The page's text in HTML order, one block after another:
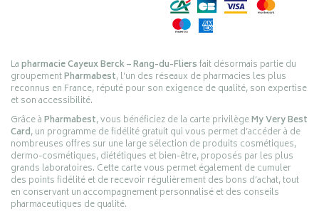
Lapharmacie Cayeux Berck – Rang-du-Fliersfait désormais partie du
groupementPharmabest, l’un des réseaux de pharmacies les plus
reconnus en France, réputé pour son exigence de qualité, son expertise
et son accessibilité.
Grâce àPharmabest, vous bénéficiez de la carte privilègeMy Very Best
Card, un programme de fidélité gratuit qui vous permet d’accéder à de
nombreuses offres sur une large sélection de produits cosmétiques,
dermo-cosmétiques, diététiques et bien-être, proposés par les plus
grands laboratoires. Cette carte vous permet également de cumuler
des points fidélité et de recevoir régulièrement des bons d’achat, tout
en conservant un accompagnement personnalisé et des conseils
pharmaceutiques de qualité.